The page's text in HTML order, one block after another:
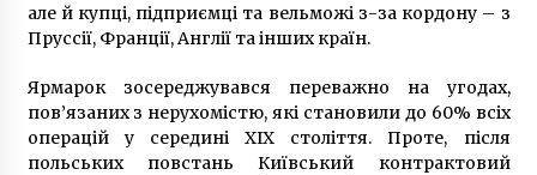
але й купці, підприємці та вельможі з-за кордону – з
Пруссії, Франції, Англії та інших країн.
Ярмарок зосереджувався переважно на угодах,
пов’язаних з нерухомістю, які становили до 60% всіх
операцій у середині XIX століття. Проте, після
польських повстань Київський контрактовий